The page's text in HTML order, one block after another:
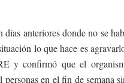
anteriores donde no se
lo que hace es
y confirmó que el
personas en el fin de semana